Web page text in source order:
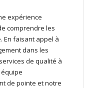
expérience
comprendre les
En faisant appel à
dans les
de qualité à
de pointe et notre